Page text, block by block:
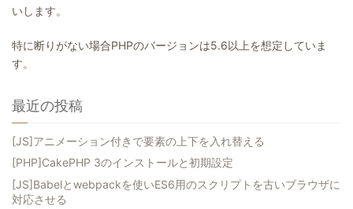
いします。
特に断りがない場合PHPのバージョンは5.6以上を想定していま
す。
最近の投稿
[JS]アニメーション付きで要素の上下を入れ替える
[PHP]CakePHP 3のインストールと初期設定
[JS]Babelとwebpackを使いES6用のスクリプトを古いブラウザに
対応させる